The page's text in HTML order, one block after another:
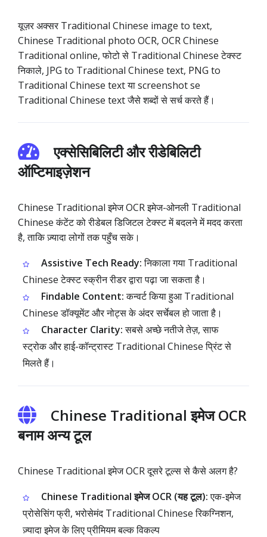
यूज़र अक्सर Traditional Chinese image to text,
Chinese Traditional photo OCR, OCR Chinese
Traditional online, फोटो से Traditional Chinese टेक्स्ट
निकाले, JPG to Traditional Chinese text, PNG to
Traditional Chinese text या screenshot se
Traditional Chinese text जैसे शब्दों से सर्च करते हैं।
एक्सेसिबिलिटी और रीडेबिलिटी
ऑप्टिमाइज़ेशन
Chinese Traditional इमेज OCR इमेज-ओनली Traditional
Chinese कंटेंट को रीडेबल डिजिटल टेक्स्ट में बदलने में मदद करता
है, ताकि ज़्यादा लोगों तक पहुँच सके।
Assistive Tech Ready:निकाला गया Traditional
Chinese टेक्स्ट स्क्रीन रीडर द्वारा पढ़ा जा सकता है।
Findable Content:कन्वर्ट किया हुआ Traditional
Chinese डॉक्यूमेंट और नोट्स के अंदर सर्चेबल हो जाता है।
Character Clarity:सबसे अच्छे नतीजे तेज़, साफ
स्ट्रोक और हाई-कॉन्ट्रास्ट Traditional Chinese प्रिंट से
मिलते हैं।
Chinese Traditional इमेज OCR
बनाम अन्य टूल
Chinese Traditional इमेज OCR दूसरे टूल्स से कैसे अलग है?
Chinese Traditional इमेज OCR (यह टूल):एक-इमेज
प्रोसेसिंग फ्री, भरोसेमंद Traditional Chinese रिकग्निशन,
ज़्यादा इमेज के लिए प्रीमियम बल्क विकल्प